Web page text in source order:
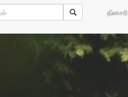
தினசரி